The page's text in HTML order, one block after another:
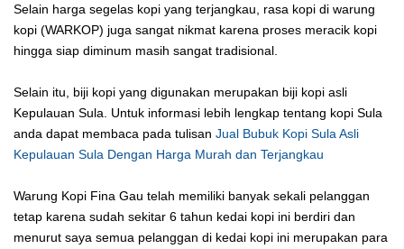
Selain harga segelas kopi yang terjangkau, rasa kopi di warung
kopi (WARKOP) juga sangat nikmat karena proses meracik kopi
hingga siap diminum masih sangat tradisional.
Selain itu, biji kopi yang digunakan merupakan biji kopi asli
Kepulauan Sula. Untuk informasi lebih lengkap tentang kopi Sula
anda dapat membaca pada tulisan Jual Bubuk Kopi Sula Asli
Kepulauan Sula Dengan Harga Murah dan Terjangkau
Warung Kopi Fina Gau telah memiliki banyak sekali pelanggan
tetap karena sudah sekitar 6 tahun kedai kopi ini berdiri dan
menurut saya semua pelanggan di kedai kopi ini merupakan para